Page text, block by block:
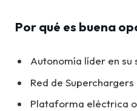
Por qué es buena
Autonomía líder en su
Red de
Plataforma eléctrica